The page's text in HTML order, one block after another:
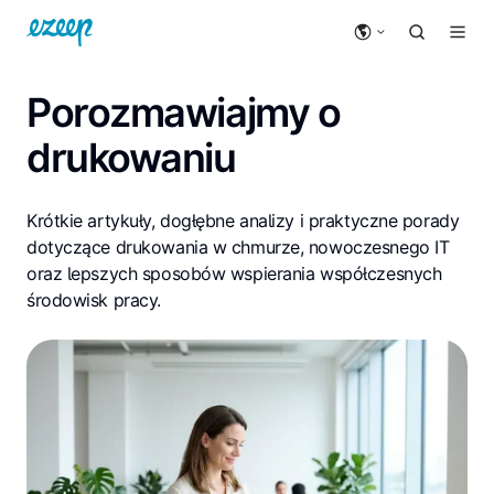
Porozmawiajmy o
drukowaniu
Krótkie artykuły, dogłębne analizy i praktyczne porady
dotyczące drukowania w chmurze, nowoczesnego IT
oraz lepszych sposobów wspierania współczesnych
środowisk pracy.